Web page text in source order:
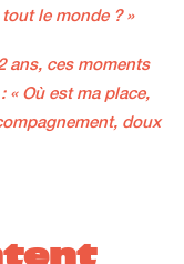
le monde ? »
ans, ces moments
« Où est ma place,
doux